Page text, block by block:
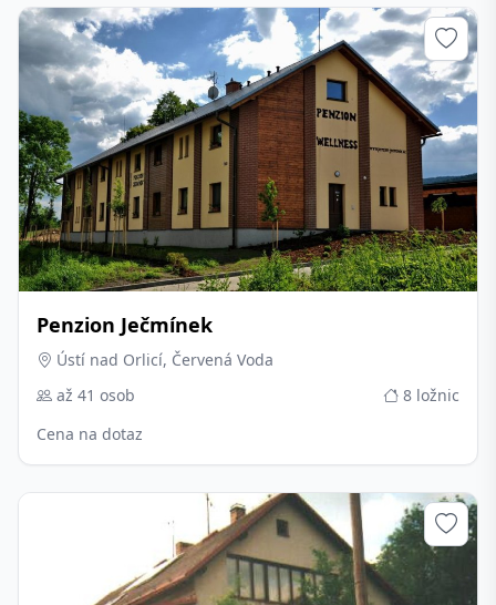
Penzion Ječmínek
Ústí nad Orlicí, Červená Voda
až 41 osob
8 ložnic
Cena na dotaz